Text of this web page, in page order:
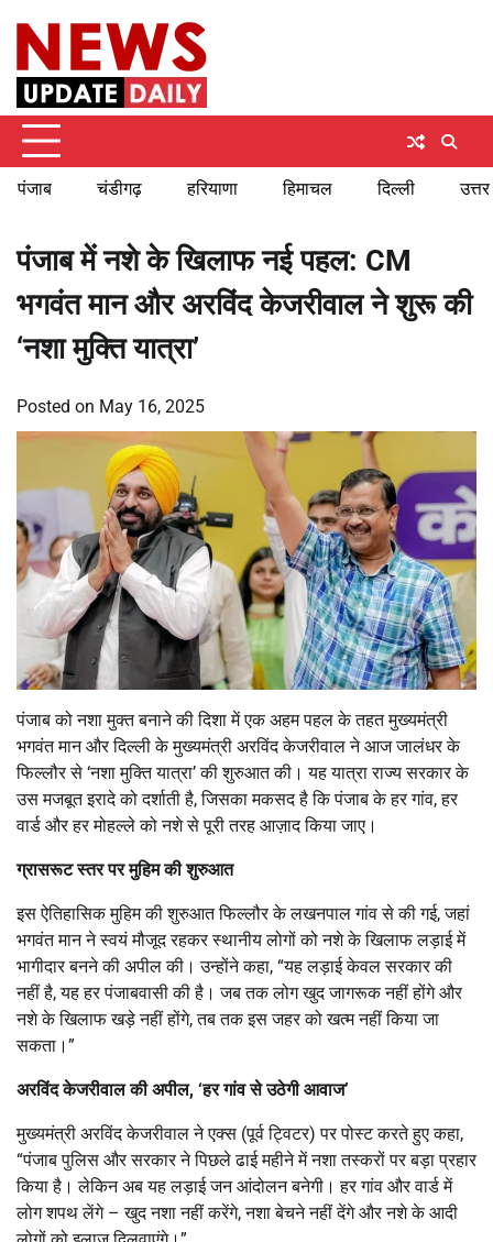
content
पंजाब चंडीगढ़ हरियाणा हिमाचल दिल्ली
पंजाब में नशे के खिलाफ नई पहल: CM
भगवंत मान और अरविंद केजरीवाल ने शुरू की
‘नशा मुक्ति यात्रा’
Posted on May 16, 2025
पंजाब को नशा मुक्त बनाने की दिशा में एक अहम पहल के तहत मुख्यमंत्री
भगवंत मान और दिल्ली के मुख्यमंत्री अरविंद केजरीवाल ने आज जालंधर के
फिल्लौर से ‘नशा मुक्ति यात्रा’ की शुरुआत की। यह यात्रा राज्य सरकार के
उस मजबूत इरादे को दर्शाती है, जिसका मकसद है कि पंजाब के हर गांव, हर
वार्ड और हर मोहल्ले को नशे से पूरी तरह आज़ाद किया जाए।
ग्रासरूट स्तर पर मुहिम की शुरुआत
इस ऐतिहासिक मुहिम की शुरुआत फिल्लौर के लखनपाल गांव से की गई, जहां
भगवंत मान ने स्वयं मौजूद रहकर स्थानीय लोगों को नशे के खिलाफ लड़ाई में
भागीदार बनने की अपील की। उन्होंने कहा, “यह लड़ाई केवल सरकार की
नहीं है, यह हर पंजाबवासी की है। जब तक लोग खुद जागरूक नहीं होंगे और
नशे के खिलाफ खड़े नहीं होंगे, तब तक इस जहर को खत्म नहीं किया जा
सकता।”
अरविंद केजरीवाल की अपील, ‘हर गांव से उठेगी आवाज’
मुख्यमंत्री अरविंद केजरीवाल ने एक्स (पूर्व ट्विटर) पर पोस्ट करते हुए कहा,
“पंजाब पुलिस और सरकार ने पिछले ढाई महीने में नशा तस्करों पर बड़ा प्रहार
किया है। लेकिन अब यह लड़ाई जन आंदोलन बनेगी। हर गांव और वार्ड में
लोग शपथ लेंगे – खुद नशा नहीं करेंगे, नशा बेचने नहीं देंगे और नशे के आदी